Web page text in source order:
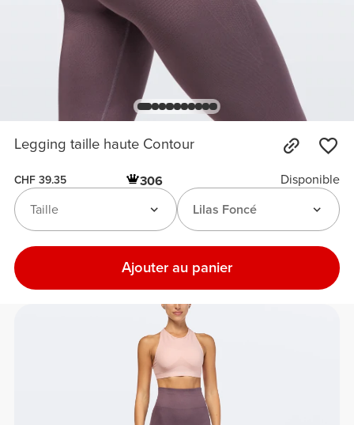
Legging taille haute Contour
CHF 39.35 306
Disponible
Lilas Foncé
Taille
Ajouter au panier